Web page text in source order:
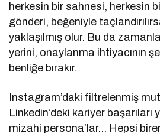
herkesin bir sahnesi, herkesin
gönderi, beğeniyle
yaklaşılmış olur. Bu da
yerini, onaylanma ihtiyacının
benliğe bırakır.
Instagram’daki filtrelenmiş
Linkedin’deki kariyer başarıları
mizahi persona’lar… Hepsi